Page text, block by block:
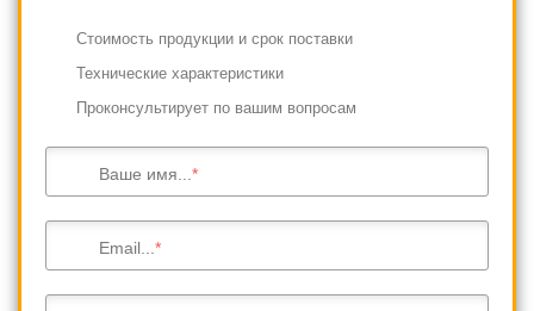
Cтоимость продукции и срок поставки
Технические характеристики
Проконсультирует по вашим вопросам
Ваше имя...
Email...